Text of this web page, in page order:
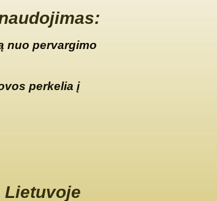
nuo pervargimo
perkelia į